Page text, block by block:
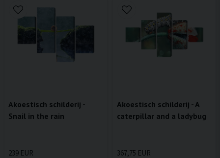
Akoestisch schilderij -
Snail in the rain
239 EUR
Akoestisch schilderij - A
caterpillar and a ladybug
367,75 EUR